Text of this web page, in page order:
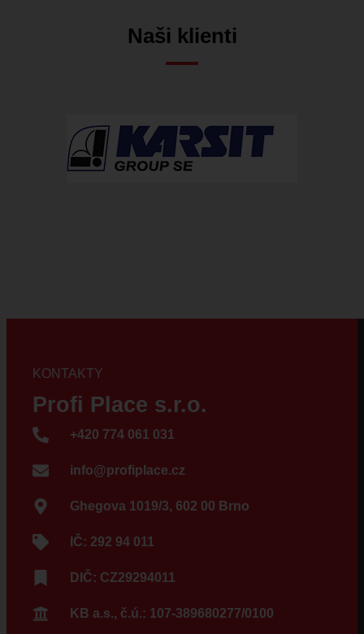
Naši klienti
KONTAKTY
Profi Place s.r.o.
+420 774 061 031
info@profiplace.cz
Ghegova 1019/3, 602 00 Brno
IČ: 292 94 011
DIČ: CZ29294011
KB a.s., č.ú.: 107-389680277/0100